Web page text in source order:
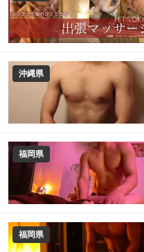
沖縄県
福岡県
福岡県